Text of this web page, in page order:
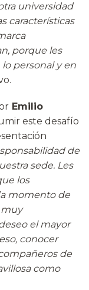
universidad
características
porque les
personal y en
Emilio
este desafío
de
sede. Les
los
momento de
muy
el mayor
conocer
de
como